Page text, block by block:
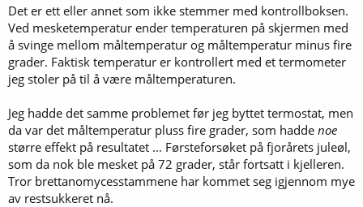
Det er ett eller annet som ikke stemmer med kontrollboksen.
Ved mesketemperatur ender temperaturen på skjermen med
å svinge mellom måltemperatur og måltemperatur minus fire
grader. Faktisk temperatur er kontrollert med et termometer
jeg stoler på til å være måltemperaturen.
Jeg hadde det samme problemet før jeg byttet termostat, men
da var det måltemperatur pluss fire grader, som hadde noe
større effekt på resultatet ... Førsteforsøket på fjorårets juleøl,
som da nok ble mesket på 72 grader, står fortsatt i kjelleren.
Tror brettanomycesstammene har kommet seg igjennom mye
av restsukkeret nå.